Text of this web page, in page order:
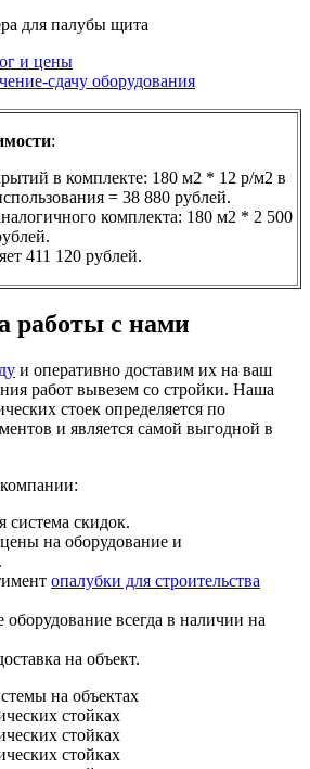
для палубы щита
и цены
сдачу оборудования
:
в комплекте: 180 м2 * 12 р/м2 в
= 38 880 рублей.
комплекта: 180 м2 * 2 500
411 120 рублей.
работы с нами
и оперативно доставим их на ваш
работ вывезем со стройки. Наша
стоек определяется по
и является самой выгодной в
система скидок.
на оборудование и
опалубки для строительства
всегда в наличии на
на объект.
на объектах
стойках
стойках
стойках